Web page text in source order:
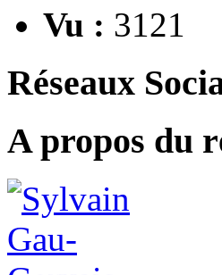
Vu : 3121
Réseaux
A propos du